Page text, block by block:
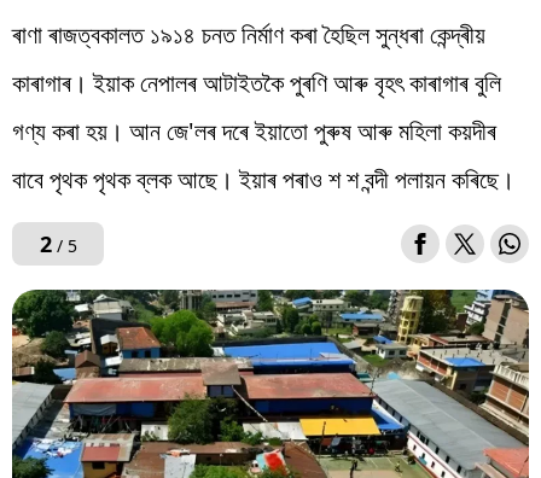
ৰাণা ৰাজত্বকালত ১৯১৪ চনত নিৰ্মাণ কৰা হৈছিল সুন্ধৰা কেন্দ্ৰীয়
কাৰাগাৰ। ইয়াক নেপালৰ আটাইতকৈ পুৰণি আৰু বৃহৎ কাৰাগাৰ বুলি
গণ্য কৰা হয়। আন জে'লৰ দৰে ইয়াতো পুৰুষ আৰু মহিলা কয়দীৰ
বাবে পৃথক পৃথক ব্লক আছে। ইয়াৰ পৰাও শ শ বন্দী পলায়ন কৰিছে।
2/ 5